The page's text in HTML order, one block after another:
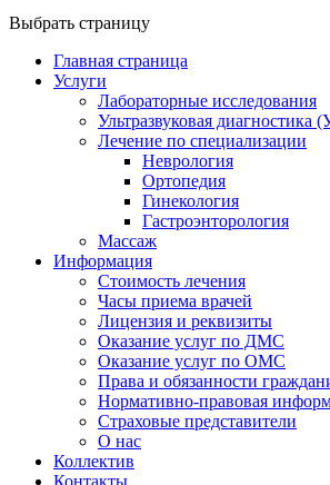
Выбрать страницу
Главная страница
Услуги
Лабораторные исследования
Ультразвуковая диагностика
Лечение по специализации
Неврология
Ортопедия
Гинекология
Гастроэнторология
Массаж
Информация
Стоимость лечения
Часы приема врачей
Лицензия и реквизиты
Оказание услуг по ДМС
Оказание услуг по ОМС
Права и обязанности
Нормативно-правовая
Страховые представители
О нас
Коллектив
Контакты